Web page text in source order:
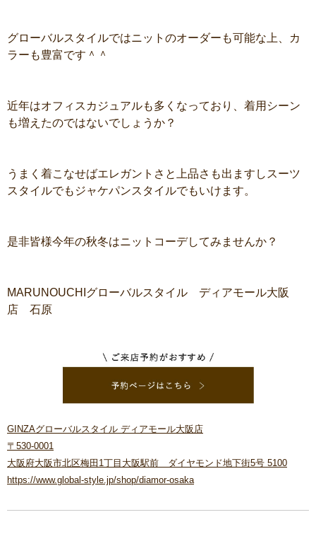
グローバルスタイルではニットのオーダーも可能な上、カ
ラーも豊富です＾＾
近年はオフィスカジュアルも多くなっており、着用シーン
も増えたのではないでしょうか？
うまく着こなせばエレガントさと上品さも出ますしスーツ
スタイルでもジャケパンスタイルでもいけます。
是非皆様今年の秋冬はニットコーデしてみませんか？
MARUNOUCHIグローバルスタイル ディアモール大阪
店 石原
GINZAグローバルスタイル ディアモール大阪店
〒530-0001
大阪府大阪市北区梅田1丁目大阪駅前 ダイヤモンド地下街5号 5100
https://www.global-style.jp/shop/diamor-osaka